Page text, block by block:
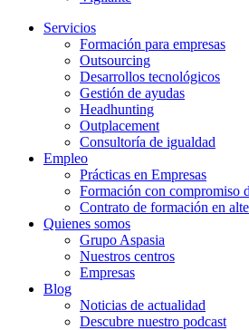
Servicios
Formación para empresas
Outsourcing
Desarrollos tecnológicos
Gestión de ayudas
Headhunting
Outplacement
Consultoría de igualdad
Empleo
Prácticas en Empresas
Formación con compromiso
Contrato de formación en
Quienes somos
Grupo Aspasia
Nuestros centros
Empresas
Blog
Noticias de actualidad
Descubre nuestro podcast